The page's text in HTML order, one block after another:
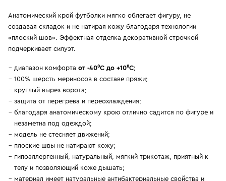
Анатомический крой футболки мягко облегает фигуру, не
создавая складок и не натирая кожу благодаря технологии
«плоский шов». Эффектная отделка декоративной строчкой
подчеркивает силуэт.
диапазон комфорта от -40⁰С до +10⁰С;
100% шерсть мериносов в составе пряжи;
круглый вырез ворота;
защита от перегрева и переохлаждения;
благодаря анатомическому крою отлично садится по фигуре и
незаметна под одеждой;
модель не стесняет движений;
плоские швы не натирают кожу;
гипоаллергенный, натуральный, мягкий трикотаж, приятный к
телу и позволяющий коже дышать;
материал имеет натуральные антибактериальные свойства и